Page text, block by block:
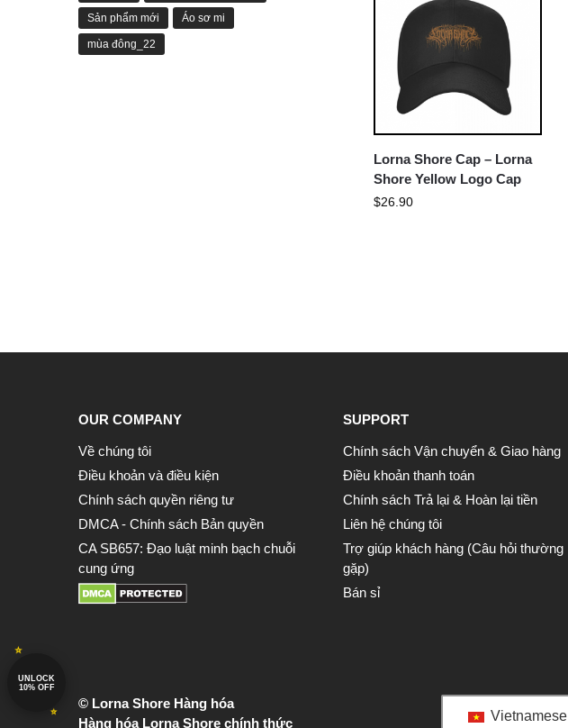
Lorna Shore Cap – Lorna
Shore Yellow Logo Cap
$26.90
Sản phẩm mới Áo sơ mi
mùa đông_22
OUR COMPANY
Về chúng tôi
Điều khoản và điều kiện
Chính sách quyền riêng tư
DMCA - Chính sách Bản quyền
CA SB657: Đạo luật minh bạch chuỗi
cung ứng
SUPPORT
Chính sách Vận chuyển & Giao hàng
Điều khoản thanh toán
Chính sách Trả lại & Hoàn lại tiền
Liên hệ chúng tôi
Trợ giúp khách hàng (Câu hỏi thường
gặp)
Bán sỉ
© Lorna Shore Hàng hóa
Hàng hóa Lorna Shore chính thức
Vietnamese
UNLOCK
10% OFF